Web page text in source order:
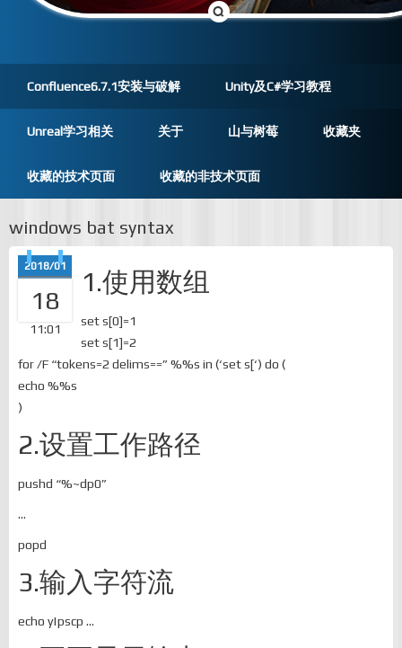
Confluence6.7.1安装与破解 Unity及C#学习教程
Unreal学习相关 关于 山与树莓 收藏夹
收藏的技术页面 收藏的非技术页面
windows bat syntax
2018/01
18
11:01
1.使用数组
set s[0]=1
set s[1]=2
for /F “tokens=2 delims==” %%s in (‘set s[‘) do (
echo %%s
)
2.设置工作路径
pushd “%~dp0”
…
popd
3.输入字符流
echo y|pscp …